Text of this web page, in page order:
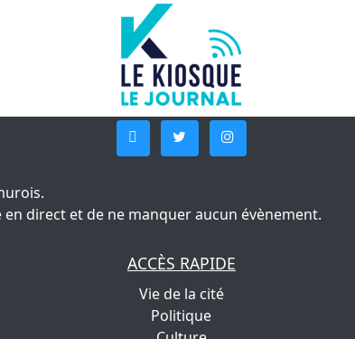
direct et de ne manquer aucun évènement.
ACCÈS RAPIDE
Vie de la cité
Politique